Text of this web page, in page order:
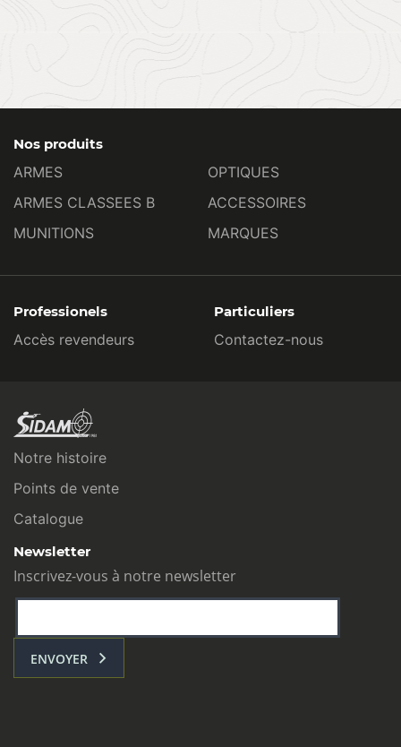
Nos produits
ARMES
ARMES CLASSEES B
MUNITIONS
OPTIQUES
ACCESSOIRES
MARQUES
Professionels
Accès revendeurs
Particuliers
Contactez-nous
Notre histoire
Points de vente
Catalogue
Newsletter
Inscrivez-vous à notre newsletter
ENVOYER